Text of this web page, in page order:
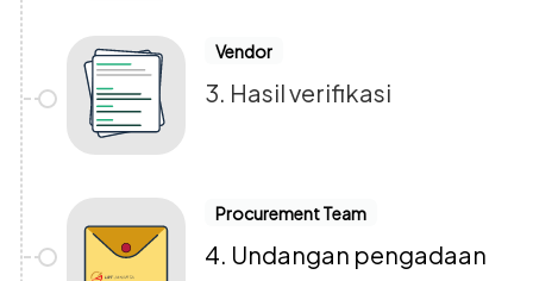
Vendor
3. Hasil verifikasi
Procurement Team
4. Undangan pengadaan